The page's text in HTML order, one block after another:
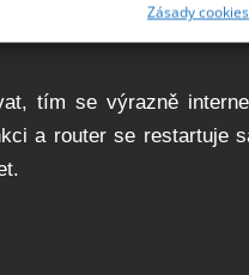
aktivně vyžádaných
bezpečnosti,
chyb,
a sdělování voleb
Zásady cookies
tím se výrazně
a router se restartuje